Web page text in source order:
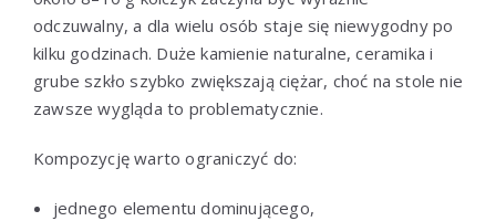
odczuwalny, a dla wielu osób staje się niewygodny po
kilku godzinach. Duże kamienie naturalne, ceramika i
grube szkło szybko zwiększają ciężar, choć na stole nie
zawsze wygląda to problematycznie.
Kompozycję warto ograniczyć do:
jednego elementu dominującego,